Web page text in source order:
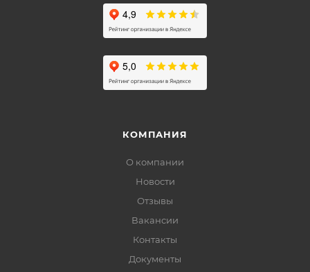
КОМПАНИЯ
О компании
Новости
Отзывы
Вакансии
Контакты
Документы